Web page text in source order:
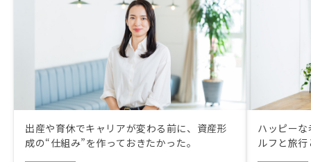
出産や育休でキャリアが変わる前に、資産形
成の“仕組み”を作っておきたかった。
ハッピー
ルフと旅